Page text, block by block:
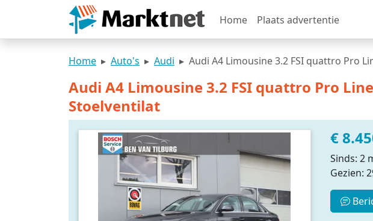
Home Plaats advertentie
Home Auto's Audi Audi A4 Limousine 3.2 FSI quattro Pro
Audi A4 Limousine 3.2 FSI quattro Pro
Stoelventilat
€
Sinds: 2
Gezien: